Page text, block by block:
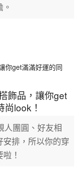
飾品，讓你get
look！
人團圓、好友相
排，所以你的穿
！